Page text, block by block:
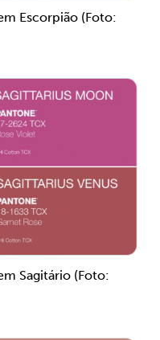
Escorpião (Foto:
Sagitário (Foto: